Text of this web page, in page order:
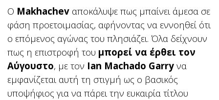
Ο Makhachev αποκάλυψε πως μπαίνει άμεσα σε
φάση προετοιμασίας, αφήνοντας να εννοηθεί ότι
ο επόμενος αγώνας του πλησιάζει. Όλα δείχνουν
πως η επιστροφή του μπορεί να έρθει τον
Αύγουστο, με τον Ian Machado Garry να
εμφανίζεται αυτή τη στιγμή ως ο βασικός
υποψήφιος για να πάρει την ευκαιρία τίτλου